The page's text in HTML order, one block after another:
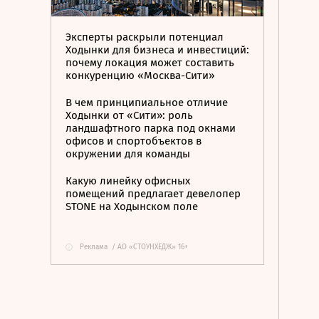
Эксперты раскрыли потенциал
Ходынки для бизнеса и инвестиций:
почему локация может составить
конкуренцию «Москва-Сити»
В чем принципиальное отличие
Ходынки от «Сити»: роль
ландшафтного парка под окнами
офисов и спортобъектов в
окружении для команды
Какую линейку офисных
помещений предлагает девелопер
STONE на Ходынском поле
Реклама / АО «СТОУНХЕДЖ» 16+